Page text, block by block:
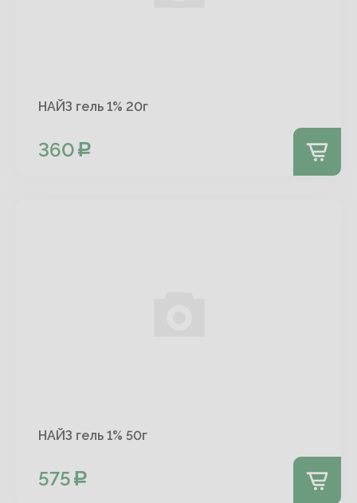
НАЙЗ гель 1% 20г
360
НАЙЗ гель 1% 50г
575